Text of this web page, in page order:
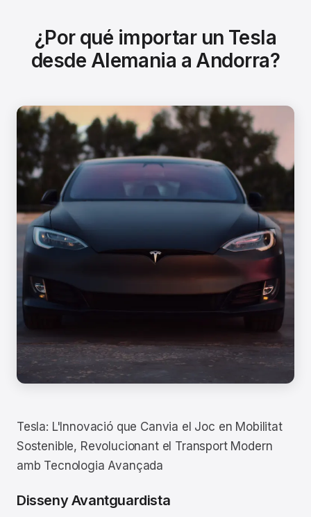
¿Por qué importar un Tesla
desde Alemania a Andorra?
Tesla: L'Innovació que Canvia el Joc en Mobilitat
Sostenible, Revolucionant el Transport Modern
amb Tecnologia Avançada
Disseny Avantguardista